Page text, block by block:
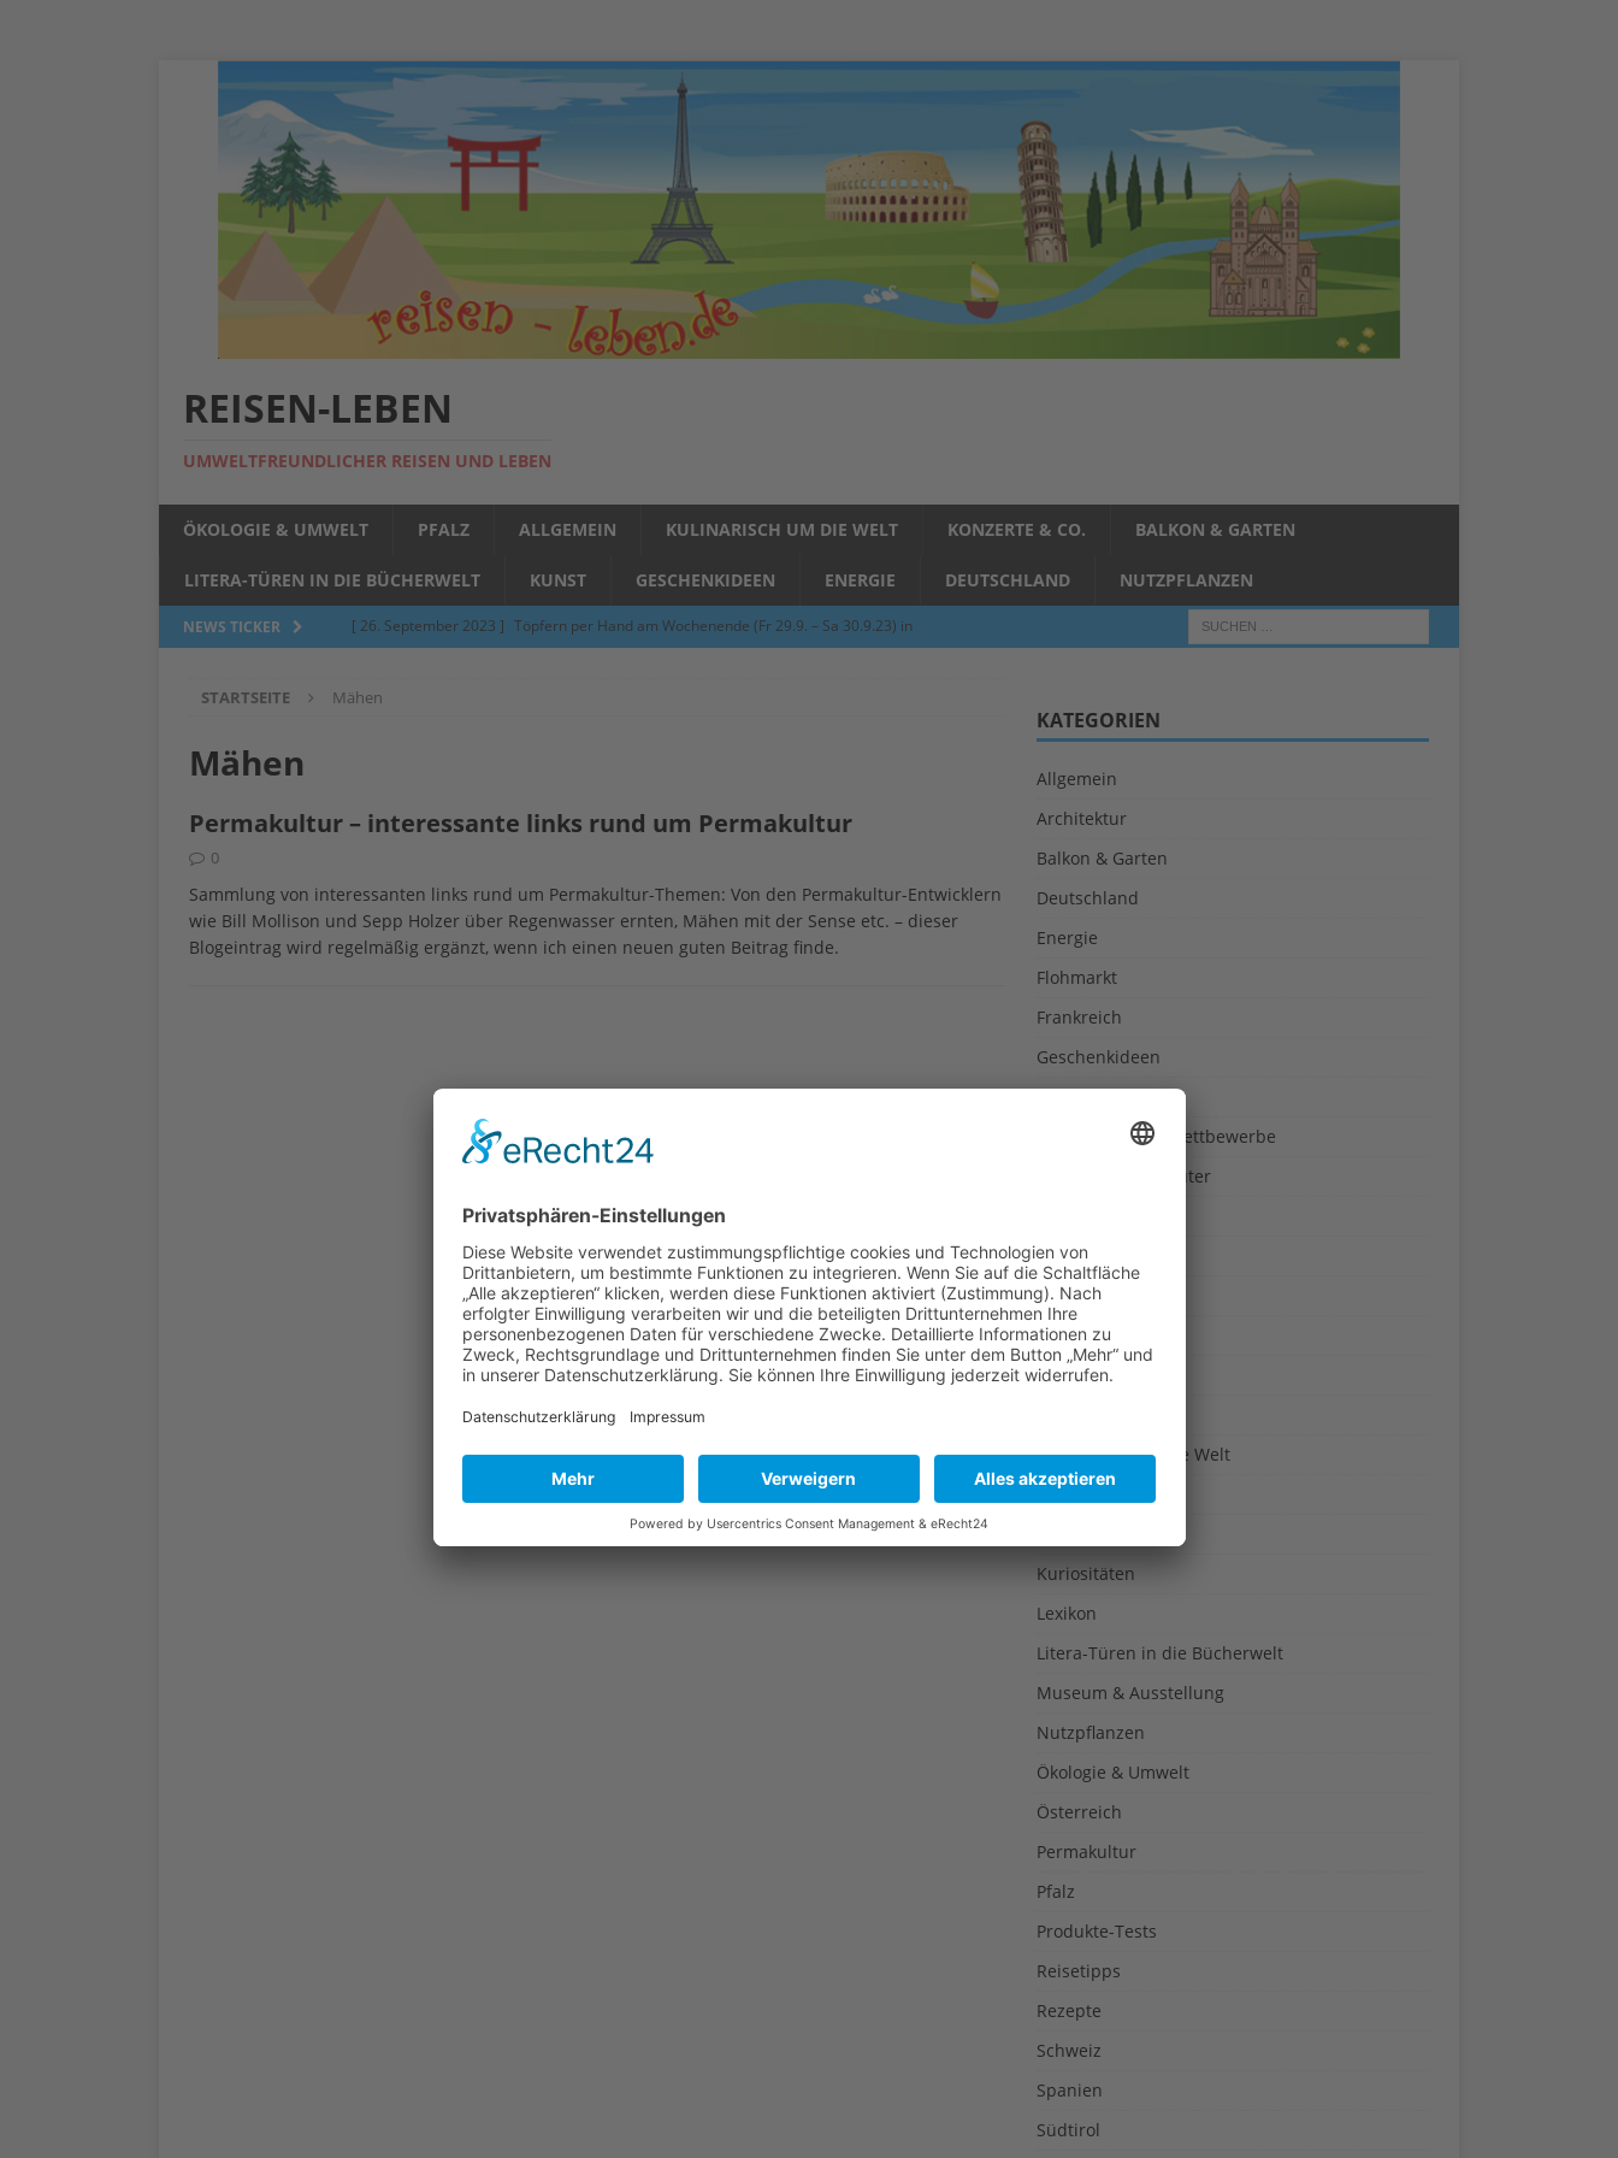
REISEN-LEBEN
UMWELTFREUNDLICHER REISEN UND LEBEN
ÖKOLOGIE & UMWELT PFALZ ALLGEMEIN KULINARISCH UM DIE WELT KONZERTE & CO. BALKON & GARTEN
LITERA-TÜREN IN DIE BÜCHERWELT KUNST GESCHENKIDEEN ENERGIE DEUTSCHLAND NUTZPFLANZEN
NEWS TICKER [ 26. September 2023 ] Töpfern per Hand am Wochenende (Fr 29.9. – Sa 30.9.23) in
[ 5. Juni 2023 ]
[ 24. März 2023 ] Töpfern per Hand am Abend in Limburgerhof
ALLGEMEIN
[ 12. Juni 2014 ]
Grasmilben (Herbstgrasmilben, Erntemilben) sind unterwegs: Das große
Jucken auf acht Beinen…
GESUNDHEIT
STARTSEITE Mähen
Mähen
Permakultur – interessante links rund um Permakultur
0
Sammlung von interessanten links rund um Permakultur-Themen: Von den Permakultur-Entwicklern
wie Bill Mollison und Sepp Holzer über Regenwasser ernten, Mähen mit der Sense etc. – dieser
Blogeintrag wird regelmäßig ergänzt, wenn ich einen neuen guten Beitrag finde.
KATEGORIEN
Allgemein
Architektur
Balkon & Garten
Deutschland
Energie
Flohmarkt
Frankreich
Geschenkideen
Gewinnspiele & Wettbewerbe
Gewürze und Kräuter
Hochwasser
Ideen-Reich
Italien
Japan
Kulinarisch um die Welt
Kultur
Kuriositäten
Lexikon
Litera-Türen in die Bücherwelt
Museum & Ausstellung
Nutzpflanzen
Ökologie & Umwelt
Österreich
Permakultur
Pfalz
Produkte-Tests
Reisetipps
Rezepte
Schweiz
Spanien
Südtirol